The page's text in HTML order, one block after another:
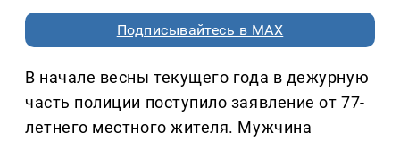
Подписывайтесь в MAX
В начале весны текущего года в дежурную
часть полиции поступило заявление от 77-
летнего местного жителя. Мужчина